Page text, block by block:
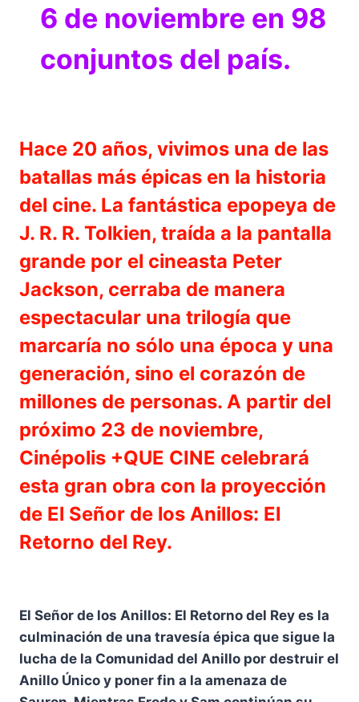
6 de noviembre en 98
conjuntos del país.
Hace 20 años, vivimos una de las
batallas más épicas en la historia
del cine. La fantástica epopeya de
J. R. R. Tolkien, traída a la pantalla
grande por el cineasta Peter
Jackson, cerraba de manera
espectacular una trilogía que
marcaría no sólo una época y una
generación, sino el corazón de
millones de personas. A partir del
próximo 23 de noviembre,
Cinépolis +QUE CINE celebrará
esta gran obra con la proyección
de El Señor de los Anillos: El
Retorno del Rey.
El Señor de los Anillos: El Retorno del Rey es la
culminación de una travesía épica que sigue la
lucha de la Comunidad del Anillo por destruir el
Anillo Único y poner fin a la amenaza de